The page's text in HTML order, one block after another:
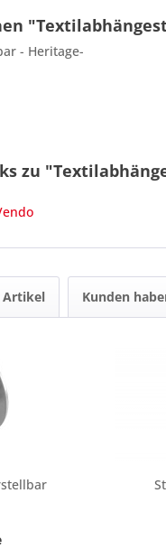
- Heritage-
zu
Artikel Kunden